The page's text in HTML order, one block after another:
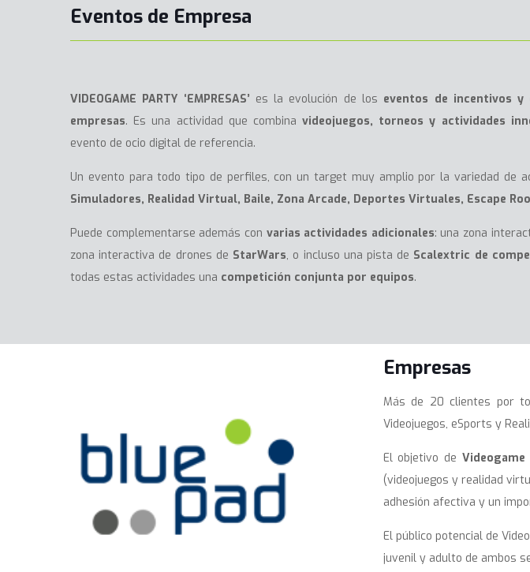
Eventos de Empresa
VIDEOGAME PARTY ‘EMPRESAS’ es la evolución de los eventos de incentivos
empresas. Es una actividad que combinavideojuegos, torneos y actividades
evento de ocio digital de referencia.
Un evento para todo tipo de perfiles, con un target muy amplio por la variedad de
Simuladores, Realidad Virtual, Baile, Zona Arcade, Deportes Virtuales, Escape
Puede complementarse además con varias actividades adicionales: una zona
zona interactiva de drones de StarWars, o incluso una pista de Scalextric de
todas estas actividades una competición conjunta por equipos.
Empresas
Más de 20 clientes por
Videojuegos, eSports y
El objetivo de
(videojuegos y realidad
adhesión afectiva y un
El público potencial de
juvenil y adulto de ambos